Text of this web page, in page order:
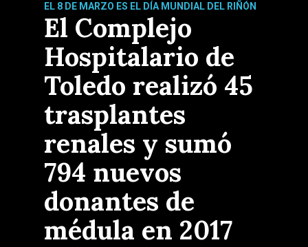
EL 8 DE MARZO ES EL DÍA MUNDIAL DEL RIÑÓN
El Complejo
Hospitalario de
Toledo realizó 45
trasplantes
renales y sumó
794 nuevos
donantes de
médula en 2017